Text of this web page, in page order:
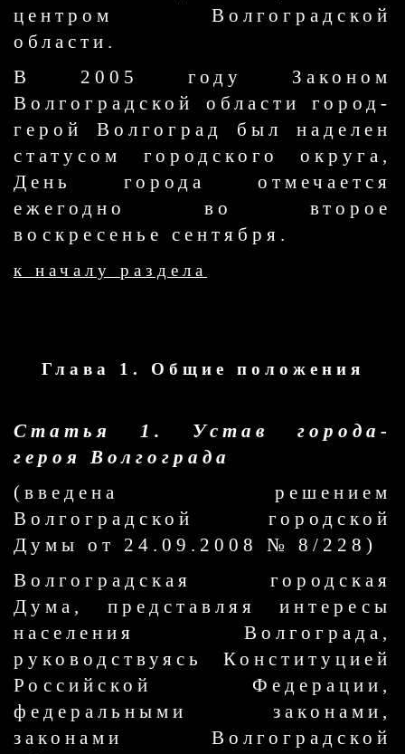
центром Волгоградской
области.
В 2005 году Законом
Волгоградской области город-
герой Волгоград был наделен
статусом городского округа,
День города отмечается
ежегодно во второе
воскресенье сентября.
к началу раздела
Глава 1. Общие положения
Статья 1. Устав города-
героя Волгограда
(введена решением
Волгоградской городской
Думы от 24.09.2008 № 8/228)
Волгоградская городская
Дума, представляя интересы
населения Волгограда,
руководствуясь Конституцией
Российской Федерации,
федеральными законами,
законами Волгоградской